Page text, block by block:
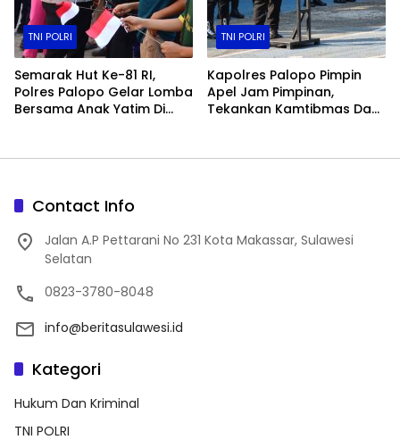
TNI POLRI
Semarak Hut Ke-81 RI,
Polres Palopo Gelar Lomba
Bersama Anak Yatim Di
TNI POLRI
Kapolres Palopo Pimpin
Apel Jam Pimpinan,
Tekankan Kamtibmas Dan
Contact Info
Jalan A.P Pettarani No 231 Kota Makassar, Sulawesi
Selatan
0823-3780-8048
info@beritasulawesi.id
Kategori
Hukum Dan Kriminal
TNI POLRI